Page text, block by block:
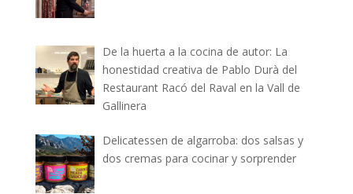
De la huerta a la cocina de autor: La
honestidad creativa de Pablo Durà del
Restaurant Racó del Raval en la Vall de
Gallinera
Delicatessen de algarroba: dos salsas y
dos cremas para cocinar y sorprender